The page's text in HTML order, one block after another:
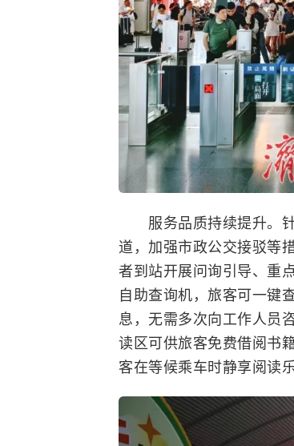
服务品质持续提升。针
道，加强市政公交接驳等
者到站开展问询引导、重
自助查询机，旅客可一键
息，无需多次向工作人员
读区可供旅客免费借阅书
客在等候乘车时静享阅读乐